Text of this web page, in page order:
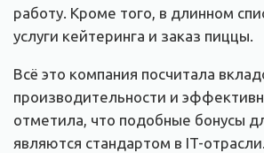
работу. Кроме того, в длинном
услуги кейтеринга и заказ пиццы.
Всё это компания посчитала
производительности и
отметила, что подобные бонусы
являются стандартом в IT-отрасли.